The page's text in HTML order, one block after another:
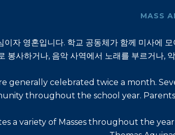
MASS
이자 영혼입니다. 학교 공동체가 함께 미사에
봉사하거나, 음악 사역에서 노래를 부르거나,
generally celebrated twice a month.
throughout the school year.
a variety of Masses throughout the